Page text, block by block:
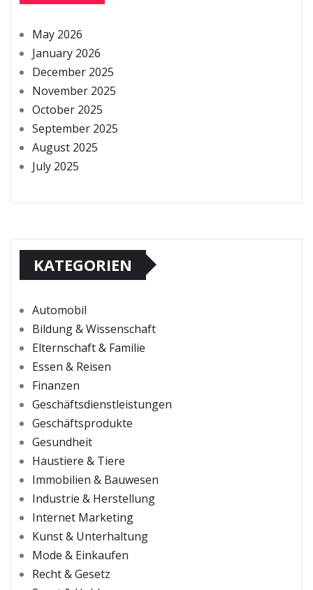
May 2026
January 2026
December 2025
November 2025
October 2025
September 2025
August 2025
July 2025
KATEGORIEN
Automobil
Bildung & Wissenschaft
Elternschaft & Familie
Essen & Reisen
Finanzen
Geschäftsdienstleistungen
Geschäftsprodukte
Gesundheit
Haustiere & Tiere
Immobilien & Bauwesen
Industrie & Herstellung
Internet Marketing
Kunst & Unterhaltung
Mode & Einkaufen
Recht & Gesetz